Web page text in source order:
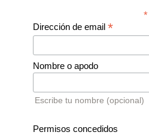
*
Dirección de email *
Nombre o apodo
Escribe tu nombre (opcional)
Permisos concedidos